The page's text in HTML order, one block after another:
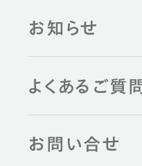
お知らせ
よくあるご質問
お問い合せ